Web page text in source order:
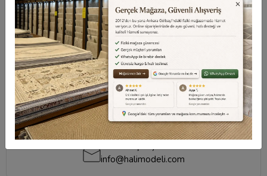
Aklınızdaki soruların yanıtları ve önemli konuların
cevapları içindestek merkezisayfamızı ziyaret
edebilirsiniz.
Destek Merkezi
Destek Merkezi
0540 001 51 51
Whatsapp Destek
0540 001 51 51
Öneri ve Şikayet
info@halimodeli.com